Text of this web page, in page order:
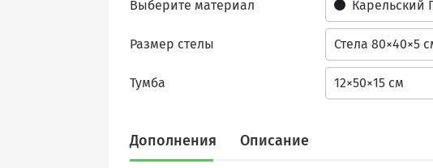
Карельский
Выберите материал
Стела 80×40×5
Размер стелы
12×50×15 см
Тумба
Дополнения Описание